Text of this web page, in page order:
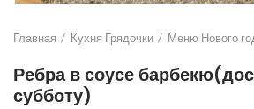
Главная Кухня Грядочки Меню Нового
Ребра в соусе
субботу)